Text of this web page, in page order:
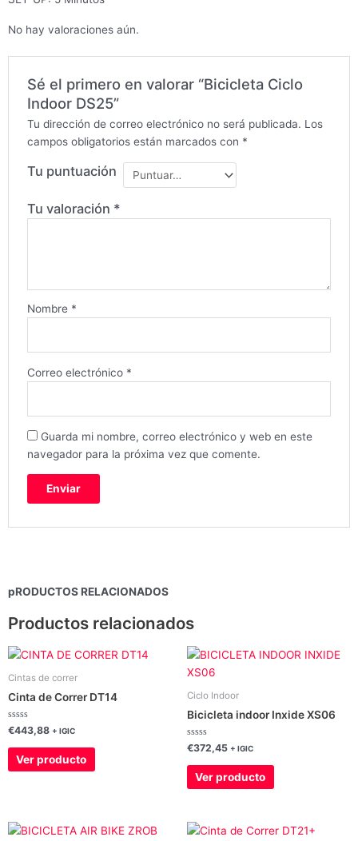
pRODUCTOS RELACIONADOS
Productos relacionados
Cintas de correr
Cinta de Correr DT14
Valorado
con
0
de
€443,88 + IGIC
Ver producto
Ciclo Indoor
Bicicleta indoor Inxide XS06
Valorado
con
0
de
€372,45 + IGIC
Ver producto
No hay valoraciones aún.
Sé el primero en valorar “Bicicleta Ciclo
Indoor DS25”
Tu dirección de correo electrónico no será publicada. Los
campos obligatorios están marcados con *
Tu puntuación
Tu valoración *
Nombre *
Correo electrónico *
Guarda mi nombre, correo electrónico y web en este
navegador para la próxima vez que comente.